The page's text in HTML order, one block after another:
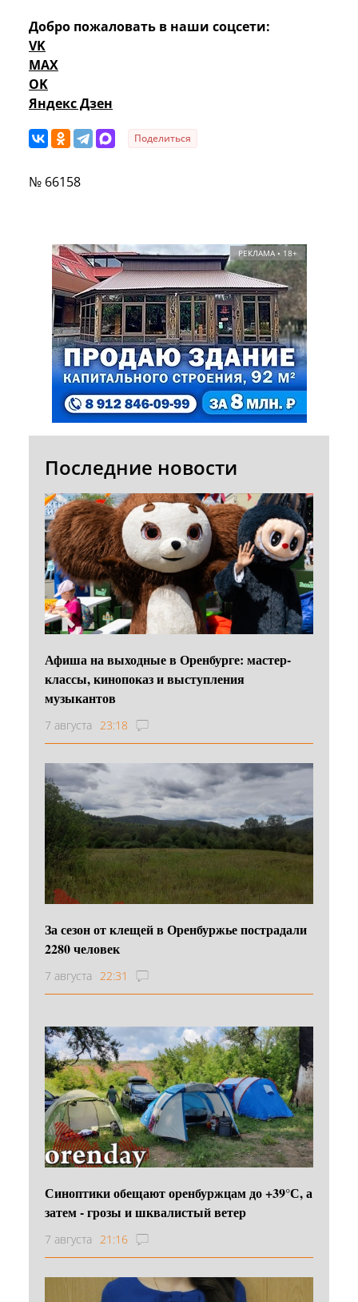
Добро пожаловать в наши соцсети:
VK
MAX
OK
Яндекс Дзен
Поделиться
№ 66158
РЕКЛАМА • 18+
Последние новости
Афиша на выходные в Оренбурге: мастер-
классы, кинопоказ и выступления
музыкантов
7 августа 23:18
За сезон от клещей в Оренбуржье пострадали
2280 человек
7 августа 22:31
Синоптики обещают оренбуржцам до +39°С, а
затем - грозы и шквалистый ветер
7 августа 21:16